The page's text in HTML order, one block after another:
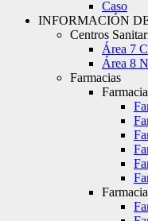
Caso
INFORMACIÓN
Centros
Área 7
Área 8
Farmacias